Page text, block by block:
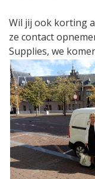
Wil jij ook korting
ze contact
Supplies, we